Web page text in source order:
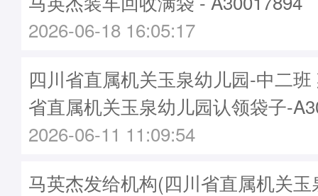
2026-06-18 16:05:17
四川省直属机关玉泉幼儿园-中二
省直属机关玉泉幼儿园认领袋子-
2026-06-11 11:09:54
马英杰发给机构(四川省直属机关